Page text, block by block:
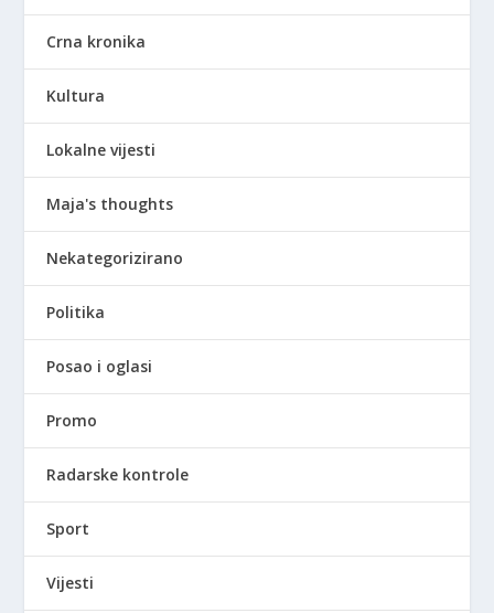
Crna kronika
Kultura
Lokalne vijesti
Maja's thoughts
Nekategorizirano
Politika
Posao i oglasi
Promo
Radarske kontrole
Sport
Vijesti